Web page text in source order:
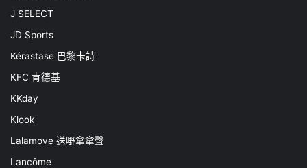
J SELECT
JD Sports
Kérastase 巴黎卡詩
KFC 肯德基
KKday
Klook
Lalamove 送嘢拿拿聲
Lancôme